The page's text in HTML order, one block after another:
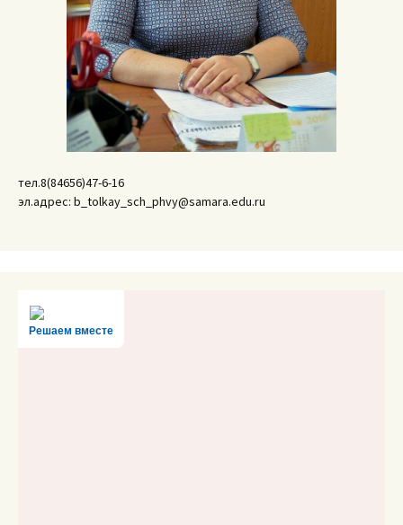
тел.8(84656)47-6-16
эл.адрес: b_tolkay_sch_phvy@samara.edu.ru
Решаем вместе